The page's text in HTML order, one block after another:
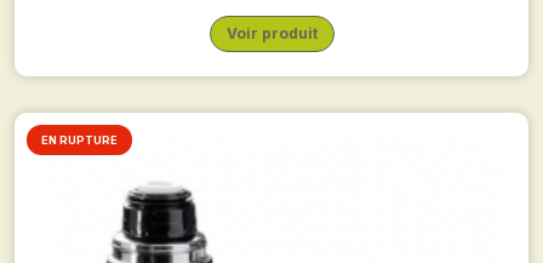
Voir produit
EN RUPTURE